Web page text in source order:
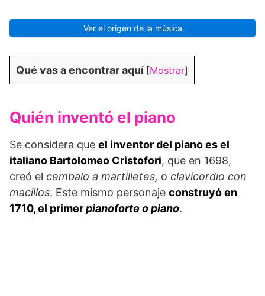
Ver el origen de la música
Qué vas a encontrar aquí [Mostrar]
Quién inventó el piano
Se considera que el inventor del piano es el
italiano Bartolomeo Cristofori, que en 1698,
creó el cembalo a martilletes, o clavicordio con
macillos. Este mismo personaje construyó en
1710, el primerpianoforte o piano.